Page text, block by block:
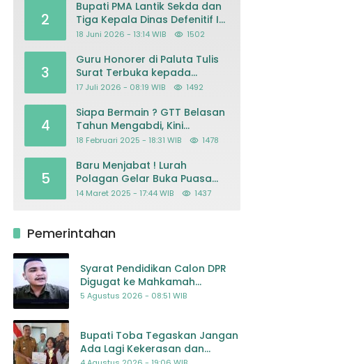
2
Bupati PMA Lantik Sekda dan
Tiga Kepala Dinas Defenitif Ini
orangnya
18 Juni 2026 - 13:14 WIB 1502
3
Guru Honorer di Paluta Tulis
Surat Terbuka kepada
Presiden Prabowo, Mohon
Kriminalisasi
17 Juli 2026 - 08:19 WIB 1492
4
Siapa Bermain ? GTT Belasan
Tahun Mengabdi, Kini
Dikeluarkan Sepihak Dari
18 Februari 2025 - 18:31 WIB 1478
5
Baru Menjabat ! Lurah
Polagan Gelar Buka Puasa
Bersama
14 Maret 2025 - 17:44 WIB 1437
Pemerintahan
Syarat Pendidikan Calon DPR
Digugat ke Mahkamah
Konstitusi
5 Agustus 2026 - 08:51 WIB
Bupati Toba Tegaskan Jangan
Ada Lagi Kekerasan dan